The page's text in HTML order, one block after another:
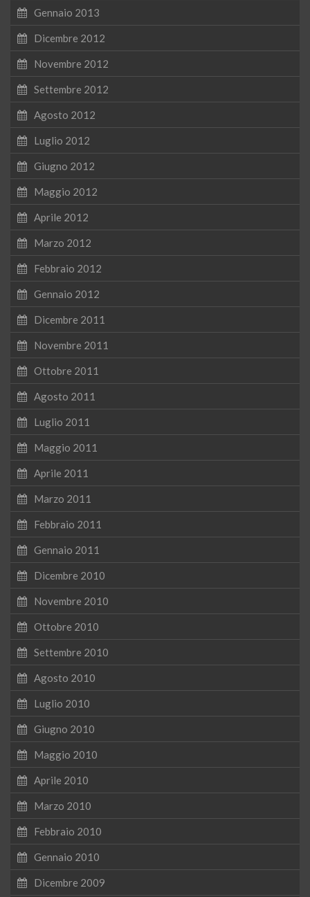
Gennaio 2013
Dicembre 2012
Novembre 2012
Settembre 2012
Agosto 2012
Luglio 2012
Giugno 2012
Maggio 2012
Aprile 2012
Marzo 2012
Febbraio 2012
Gennaio 2012
Dicembre 2011
Novembre 2011
Ottobre 2011
Agosto 2011
Luglio 2011
Maggio 2011
Aprile 2011
Marzo 2011
Febbraio 2011
Gennaio 2011
Dicembre 2010
Novembre 2010
Ottobre 2010
Settembre 2010
Agosto 2010
Luglio 2010
Giugno 2010
Maggio 2010
Aprile 2010
Marzo 2010
Febbraio 2010
Gennaio 2010
Dicembre 2009